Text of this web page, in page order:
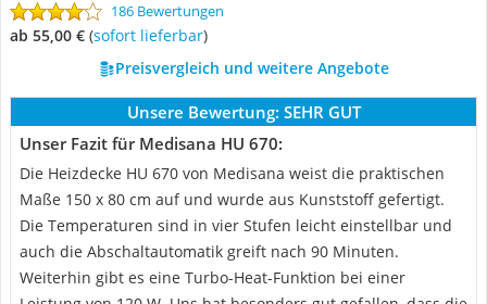
186 Bewertungen
ab 55,00 € ( Sofort lieferbar)
Preisvergleich und weitere Angebote
Unsere Bewertung: SEHR GUT
Unser Fazit für Medisana HU 670:
Die Heizdecke HU 670 von Medisana weist die praktischen
Maße 150 x 80 cm auf und wurde aus Kunststoff gefertigt.
Die Temperaturen sind in vier Stufen leicht einstellbar und
auch die Abschaltautomatik greift nach 90 Minuten.
Weiterhin gibt es eine Turbo-Heat-Funktion bei einer